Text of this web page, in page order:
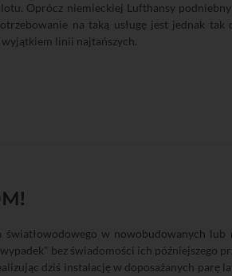
lotu. Oprócz niemieckiej Lufthansy
na taką usługę jest jednak tak
wyjątkiem linii najtańszych.
w nowobudowanych
bez świadomości ich późniejszego
dziś instalację w doposażanych parę